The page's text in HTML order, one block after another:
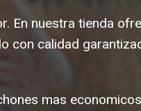
En nuestra tienda
con calidad
mas